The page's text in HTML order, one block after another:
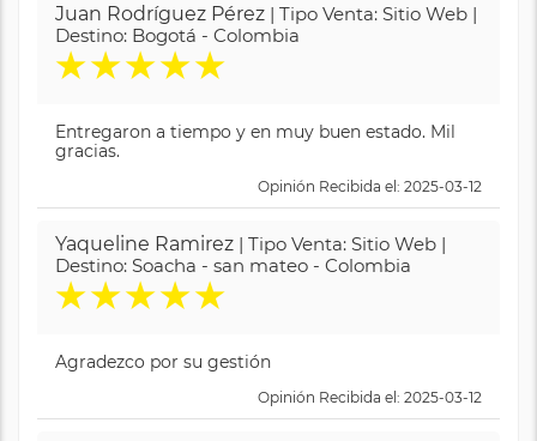
Juan Rodríguez Pérez | Tipo Venta: Sitio Web |
Destino: Bogotá - Colombia
★★★★★
Entregaron a tiempo y en muy buen estado. Mil
gracias.
Opinión Recibida el: 2025-03-12
Yaqueline Ramirez | Tipo Venta: Sitio Web |
Destino: Soacha - san mateo - Colombia
★★★★★
Agradezco por su gestión
Opinión Recibida el: 2025-03-12